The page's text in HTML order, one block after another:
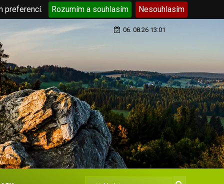
preferencí. Rozumím a souhlasím Nesouhlasím
06. 08.26 13:01